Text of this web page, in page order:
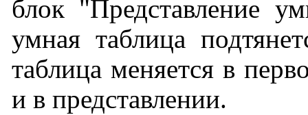
блок "Представление
умная таблица
таблица меняется в
и в представлении.